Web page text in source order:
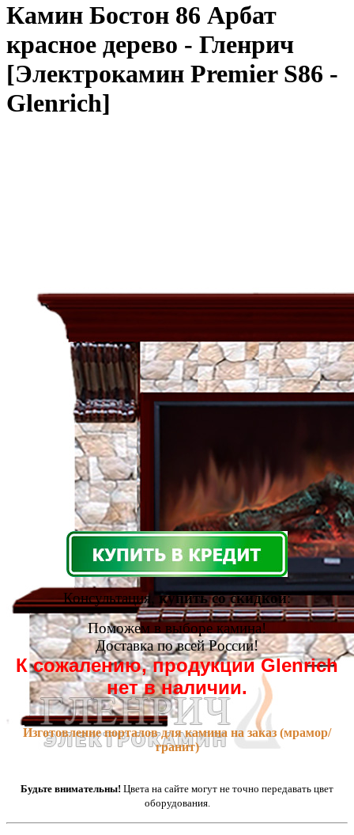
Камин Бостон 86 Арбат
красное дерево - Гленрич
[Электрокамин Premier S86 -
Glenrich]
Консультация,купить со скидкой:
Поможем в выборе камина!
Доставка по всей России!
К сожалению, продукции Glenrich
нет в наличии.
Изготовление порталов для камина на заказ (мрамор/
гранит)
Будьте внимательны! Цвета на сайте могут не точно передавать цвет
оборудования.